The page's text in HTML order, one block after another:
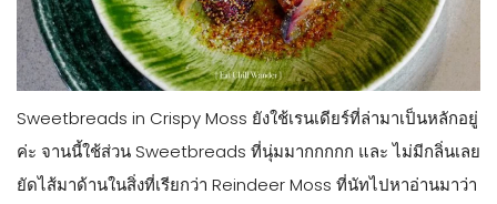
Sweetbreads in Crispy Moss ยังใช้เรนเดียร์ที่ล่ามาเป็นหลักอยู่
ค่ะ จานนี้ใช้ส่วน Sweetbreads ที่นุ่มมากกกกก และ ไม่มีกลิ่นเลย
ยัดไส้มาด้านในสิ่งที่เรียกว่า Reindeer Moss ที่นัทไปหาอ่านมาว่า